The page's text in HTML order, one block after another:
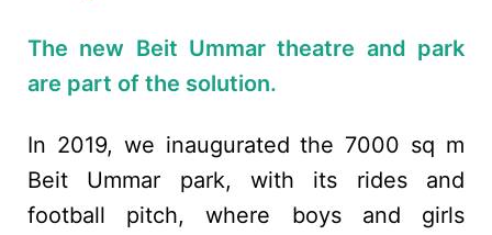
The new Beit Ummar theatre and park
are part of the solution.
In 2019, we inaugurated the 7000 sq m
Beit Ummar park, with its rides and
football pitch, where boys and girls